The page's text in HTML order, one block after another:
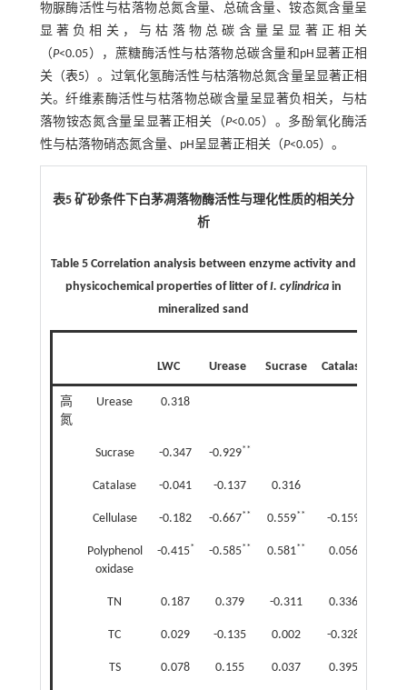
物脲酶活性与枯落物总氮含量、总硫含量、铵态氮含量呈
显著负相关，与枯落物总碳含量呈显著正相关
（P<0.05），蔗糖酶活性与枯落物总碳含量和pH显著正相
关（表5）。过氧化氢酶活性与枯落物总氮含量呈显著正相
关。纤维素酶活性与枯落物总碳含量呈显著负相关，与枯
落物铵态氮含量呈显著正相关（P<0.05）。多酚氧化酶活
性与枯落物硝态氮含量、pH呈显著正相关（P<0.05）。
表5 矿砂条件下白茅凋落物酶活性与理化性质的相关分
析
Table 5 Correlation analysis between enzyme activity and
physicochemical properties of litter ofI. cylindricain
mineralized sand
LWC Urease Sucrase Catalase
高
氮
Urease 0.318
Sucrase -0.347 -0.929**
Catalase -0.041 -0.137 0.316
Cellulase -0.182 -0.667** 0.559** -0.159
Polyphenol
oxidase
-0.415* -0.585** 0.581** 0.056
TN 0.187 0.379 -0.311 0.336
TC 0.029 -0.135 0.002 -0.328
TS 0.078 0.155 0.037 0.395